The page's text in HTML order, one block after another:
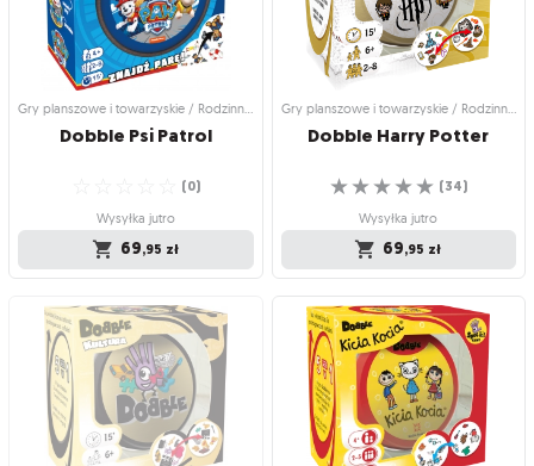
☆
☆
☆
☆
☆ (0)
Wysyłka jutro
59,95 57,00
☆
☆
☆
☆
☆ (0)
Wysyłka jutro
zł
Gry planszowe i towarzyskie / Rodzinne gry planszowe
Dobble PsiPatrol
(0)
Wysyłka jutro
69,95 zł
Rodzinne gry planszowe
Dobble Psi Patrol
Szukaj par wśród bohaterów Psiego
Patrolu!
☆
☆
☆
☆
☆ (0)
Gry planszowe i towarzyskie / Rodzinne gry planszowe
Dobble HarryPotter
☆
☆
☆
☆
☆ (34)
Wysyłka jutro
69,95 zł
Gry planszowe i towarzyskie /
Rodzinne gry planszowe
Dobble Harry Potter
To tu zaczyna się magia!
☆
☆
☆
☆
☆ (34)
Wysyłka jutro